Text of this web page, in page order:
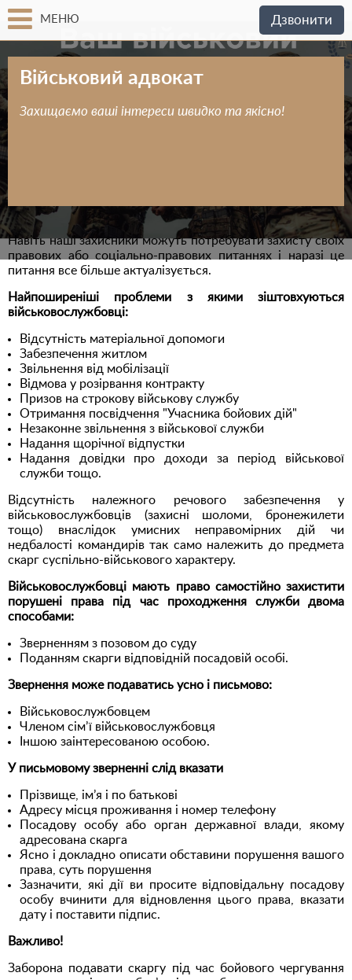
МЕНЮ Дзвонити
Військовий адвокат
Захищаємо ваші інтереси швидко та якісно!
Навіть наші захисники можуть потребувати захисту своїх
правових або соціально-правових питаннях і наразі це
питання все більше актуалізується.
Найпоширеніші проблеми з якими зіштовхуються
військовослужбовці:
Відсутність матеріальної допомоги
Забезпечення житлом
Звільнення від мобілізації
Відмова у розірвання контракту
Призов на строкову військову службу
Отримання посвідчення "Учасника бойових дій"
Незаконне звільнення з військової служби
Надання щорічної відпустки
Надання довідки про доходи за період військової
служби тощо.
Відсутність належного речового забезпечення у
військовослужбовців (захисні шоломи, бронежилети
тощо) внаслідок умисних неправомірних дій чи
недбалості командирів так само належить до предмета
скарг суспільно-військового характеру.
Військовослужбовці мають право самостійно захистити
порушені права під час проходження служби двома
способами:
Зверненням з позовом до суду
Поданням скарги відповідній посадовій особі.
Звернення може подаватись усно і письмово:
Військовослужбовцем
Членом сім’ї військовослужбовця
Іншою заінтересованою особою.
У письмовому зверненні слід вказати
Прізвище, ім’я і по батькові
Адресу місця проживання і номер телефону
Посадову особу або орган державної влади, якому
адресована скарга
Ясно і докладно описати обставини порушення вашого
права, суть порушення
Зазначити, які дії ви просите відповідальну посадову
особу вчинити для відновлення цього права, вказати
дату і поставити підпис.
Важливо!
Заборона подавати скаргу під час бойового чергування